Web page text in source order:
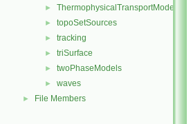
► ThermophysicalTransportModels
► topoSetSources
► tracking
► triSurface
► twoPhaseModels
► waves
► File Members